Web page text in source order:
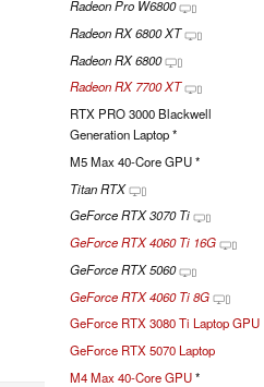
Radeon Pro W6800
Radeon RX 6800 XT
Radeon RX 6800
Radeon RX 7700 XT
RTX PRO 3000 Blackwell
Generation Laptop *
M5 Max 40-Core GPU *
Titan RTX
GeForce RTX 3070 Ti
GeForce RTX 4060 Ti 16G
GeForce RTX 5060
GeForce RTX 4060 Ti 8G
GeForce RTX 3080 Ti Laptop GPU
GeForce RTX 5070 Laptop
M4 Max 40-Core GPU*